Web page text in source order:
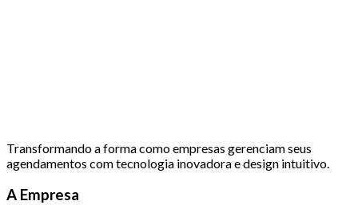
Transformando a forma como empresas gerenciam seus
agendamentos com tecnologia inovadora e design intuitivo.
A Empresa